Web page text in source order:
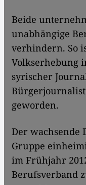
Beide
unabhängige
verhindern. So
Volkserhebung
syrischer
geworden.
Der wachsende
Gruppe
im Frühjahr
Berufsverband